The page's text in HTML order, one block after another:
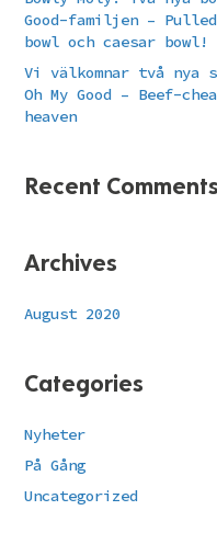
Good-familjen –
bowl och caesar bowl!
Vi välkomnar två nya
Oh My Good – Beef-
heaven
Recent Comments
Archives
August 2020
Categories
Nyheter
På Gång
Uncategorized